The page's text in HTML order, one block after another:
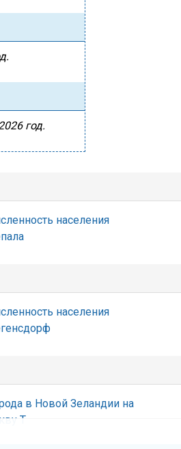
год.
населения
населения
в Новой Зеландии на
Т